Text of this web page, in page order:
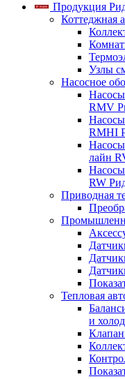
Продукция
Коттеджная
Узлы
Насосное
RMV
RMHI
лайн
RW
Приводная
Тепловая
и